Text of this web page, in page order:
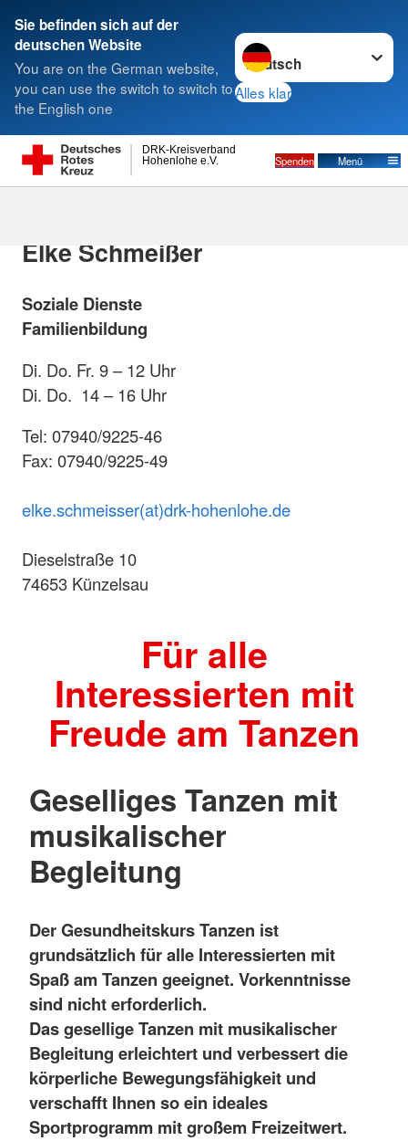
Sie befinden sich auf der
deutschen Website
You are on the German website,
you can use the switch to switch to
the English one
Sprache wechseln zu
Alles klar
Hohenlohe e.V.
DRK-Kreisverband
Spenden Menü
Suche
Tanzen
Elke Schmeißer
Soziale Dienste
Familienbildung
Di. Do. Fr. 9 – 12 Uhr
Di. Do. 14 – 16 Uhr
Tel: 07940/9225-46
Fax: 07940/9225-49
elke.schmeisser(at)drk-hohenlohe.de
Dieselstraße 10
74653 Künzelsau
Für alle
Interessierten mit
Freude am Tanzen
Geselliges Tanzen mit
musikalischer
Begleitung
Der Gesundheitskurs Tanzen ist
grundsätzlich für alle Interessierten mit
Spaß am Tanzen geeignet. Vorkenntnisse
sind nicht erforderlich.
Das gesellige Tanzen mit musikalischer
Begleitung erleichtert und verbessert die
körperliche Bewegungsfähigkeit und
verschafft Ihnen so ein ideales
Sportprogramm mit großem Freizeitwert.